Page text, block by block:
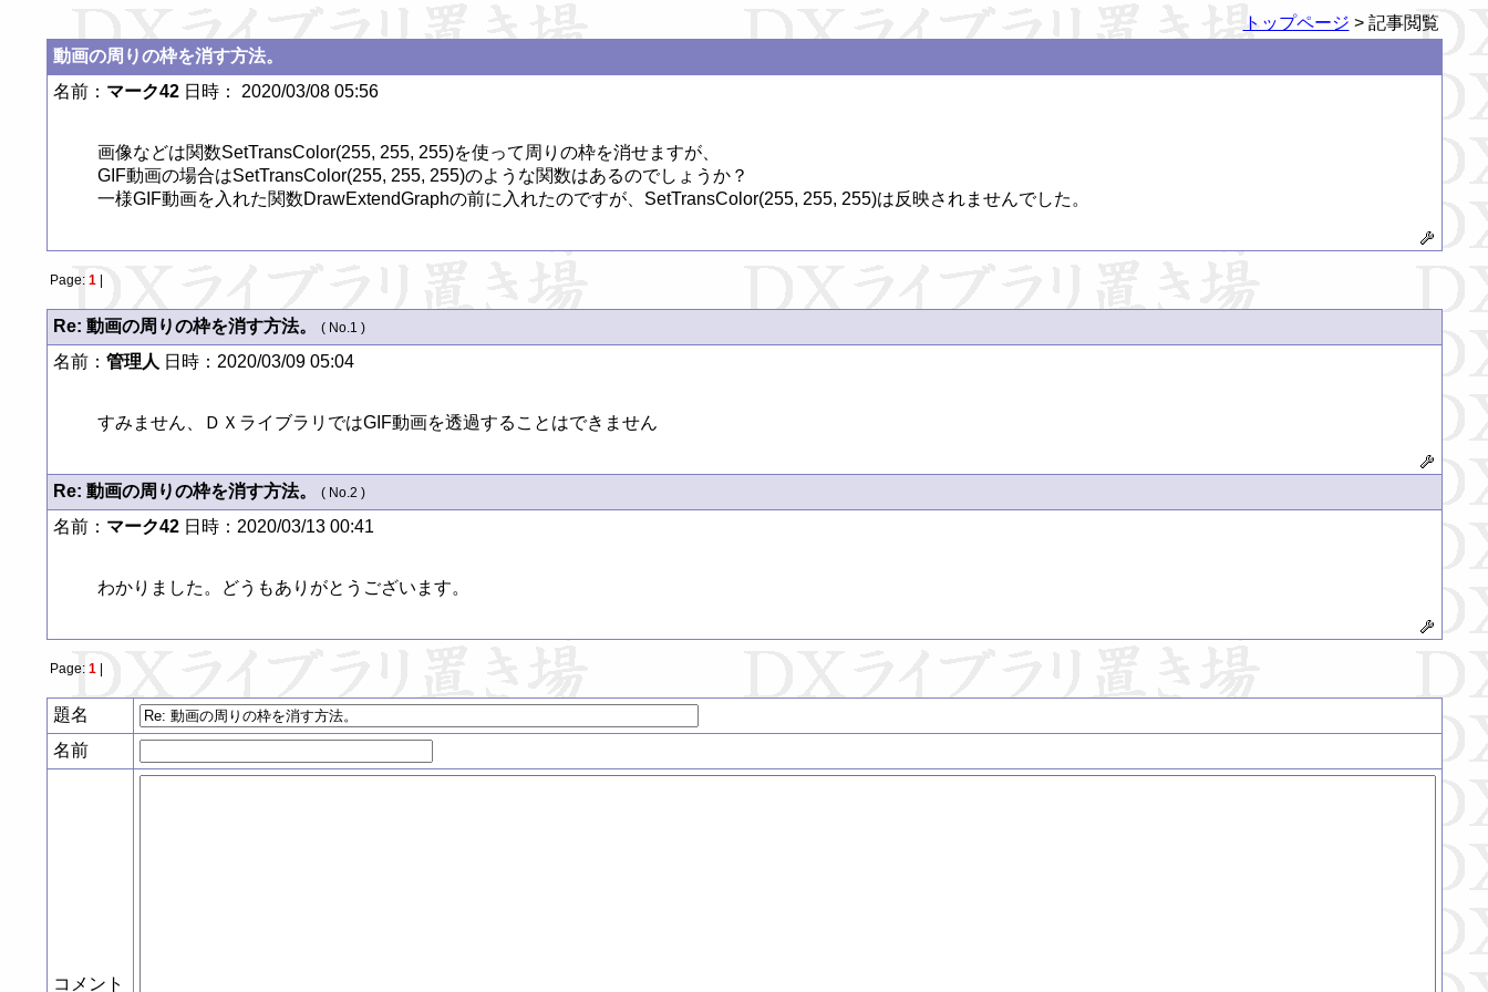
トップページ > 記事閲覧
動画の周りの枠を消す方法。
名前： マーク42日時： 2020/03/08 05:56
画像などは関数SetTransColor(255, 255, 255)を使って周りの枠を消せますが、
GIF動画の場合はSetTransColor(255, 255, 255)のような関数はあるのでしょうか？
一様GIF動画を入れた関数DrawExtendGraphの前に入れたのですが、SetTransColor(255, 255, 255)は反映されませんでした。
Page: 1|
Re: 動画の周りの枠を消す方法。 ( No.1 )
名前： 管理人 日時：2020/03/09 05:04
すみません、ＤＸライブラリではGIF動画を透過することはできません
Re: 動画の周りの枠を消す方法。 ( No.2 )
名前： マーク42日時：2020/03/13 00:41
わかりました。どうもありがとうございます。
Page: 1|
題名
名前
コメント